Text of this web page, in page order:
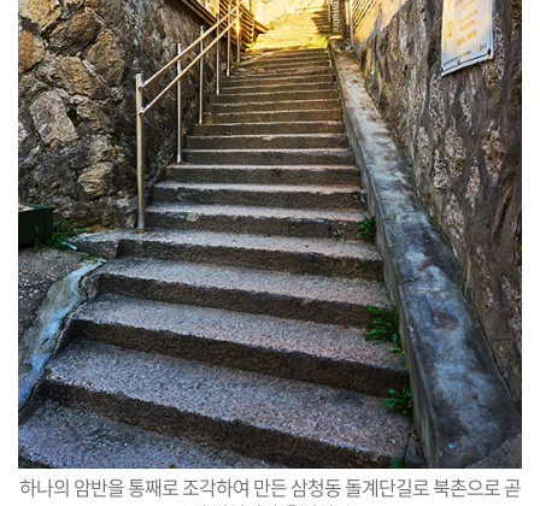
하나의 암반을 통째로 조각하여 만든 삼청동 돌계단길로 북촌으로 곧